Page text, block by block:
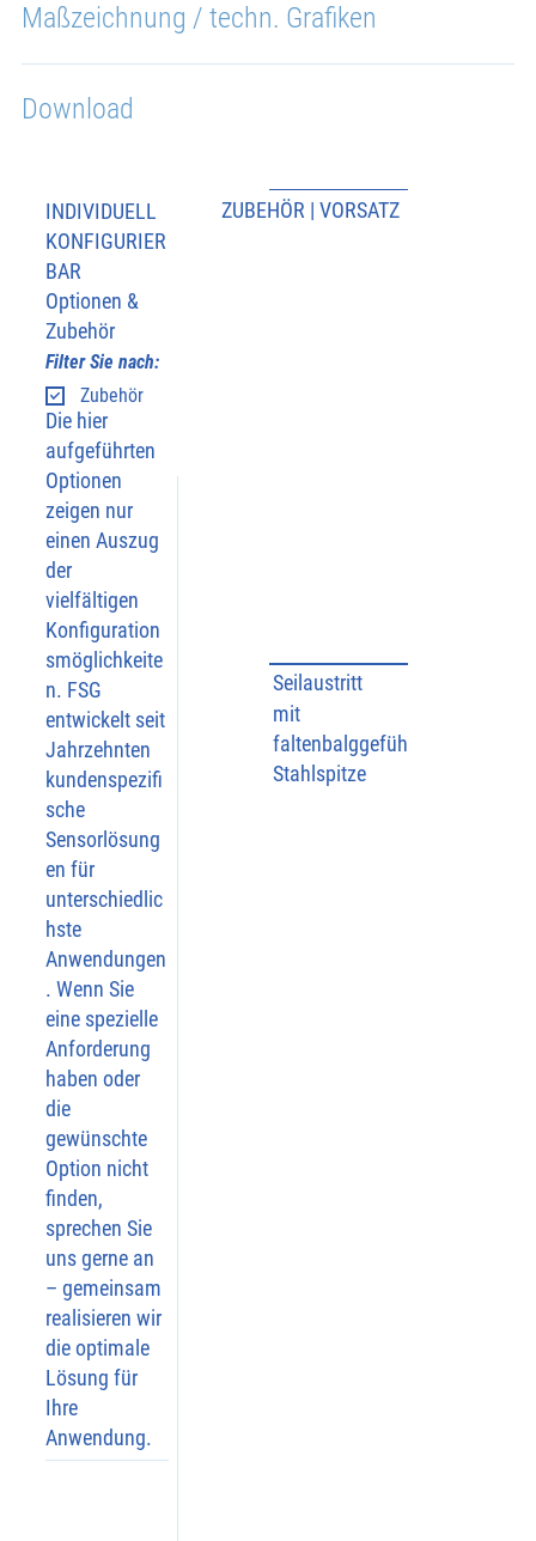
Maßzeichnung / techn. Grafiken
Download
ZUBEHÖR | VORSATZ
Seilaustritt
mit
faltenbalggeführter
Stahlspitze
INDIVIDUELL
KONFIGURIER
BAR
Optionen &
Zubehör
Die hier
aufgeführten
Optionen
zeigen nur
einen Auszug
der
vielfältigen
Konfiguration
smöglichkeite
n. FSG
entwickelt seit
Jahrzehnten
kundenspezifi
sche
Sensorlösung
en für
unterschiedlic
hste
Anwendungen
. Wenn Sie
eine spezielle
Anforderung
haben oder
die
gewünschte
Option nicht
finden,
sprechen Sie
uns gerne an
– gemeinsam
realisieren wir
die optimale
Lösung für
Ihre
Anwendung.
Filter Sie nach:
Zubehör